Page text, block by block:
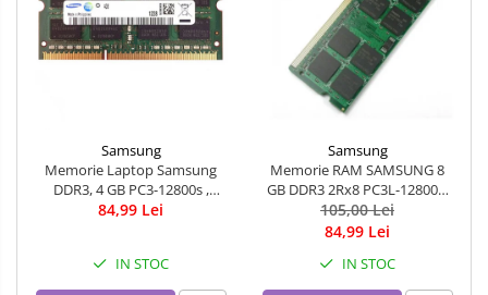
Samsung
Memorie Laptop Samsung
DDR3, 4 GB PC3-12800s ,
1600MHz
84,99 Lei
IN STOC
Samsung
Memorie RAM SAMSUNG 8
GB DDR3 2Rx8 PC3L-12800s,
1600 Mhz - LOW VOLTAGE
105,00 Lei
84,99 Lei
IN STOC